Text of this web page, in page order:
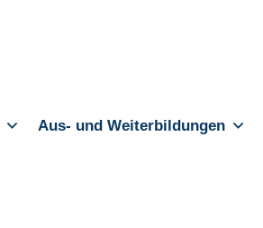
Aus- und Weiterbildungen